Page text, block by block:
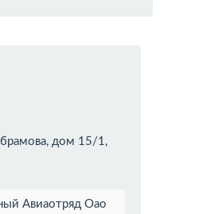
дом 15/1,
Авиаотряд Оао